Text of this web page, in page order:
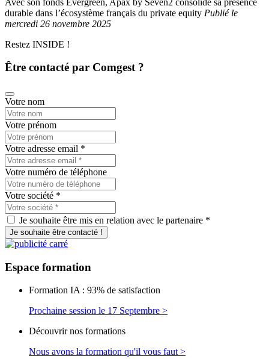
durable dans l’écosystème français du private equity Publiéle
mercredi 26 novembre 2025
Restez INSIDE !
Être contacté par Comgest ?
Votre nom
Votre prénom
Votre adresse email *
Votre numéro de téléphone
Votre société *
Je souhaite être mis en relation avec le partenaire *
Je souhaite être contacté !
Espace formation
Formation IA : 93% de satisfaction
Prochaine session le 17 Septembre >
Découvrir nos formations
Nous avons la formation qu'il vous faut >